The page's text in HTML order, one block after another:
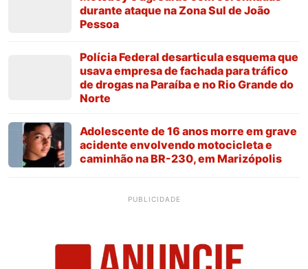
durante ataque na Zona Sul de João
Pessoa
Polícia Federal desarticula esquema que
usava empresa de fachada para tráfico
de drogas na Paraíba e no Rio Grande do
Norte
Adolescente de 16 anos morre em grave
acidente envolvendo motocicleta e
caminhão na BR-230, em Marizópolis
PUBLICIDADE